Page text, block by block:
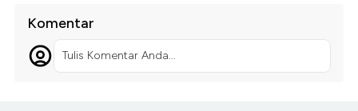
Komentar
Tulis Komentar Anda...